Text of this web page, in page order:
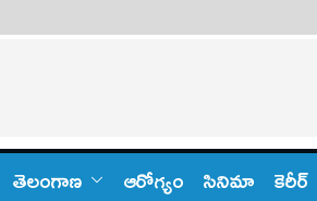
తెలంగాణ‌ ఆరోగ్యం సినిమా కెరీర్